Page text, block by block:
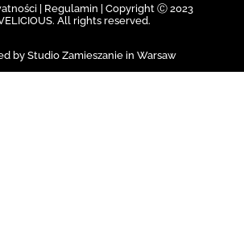
| Regulamin | Copyright Ⓒ 2023
All rights reserved.
by Studio Zamieszanie in Warsaw